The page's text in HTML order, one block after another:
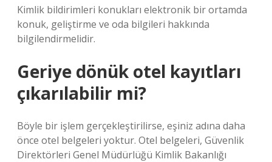
Kimlik bildirimleri konukları elektronik bir ortamda
konuk, geliştirme ve oda bilgileri hakkında
bilgilendirmelidir.
Geriye dönük otel kayıtları
çıkarılabilir mi?
Böyle bir işlem gerçekleştirilirse, eşiniz adına daha
önce otel belgeleri yoktur. Otel belgeleri, Güvenlik
Direktörleri Genel Müdürlüğü Kimlik Bakanlığı